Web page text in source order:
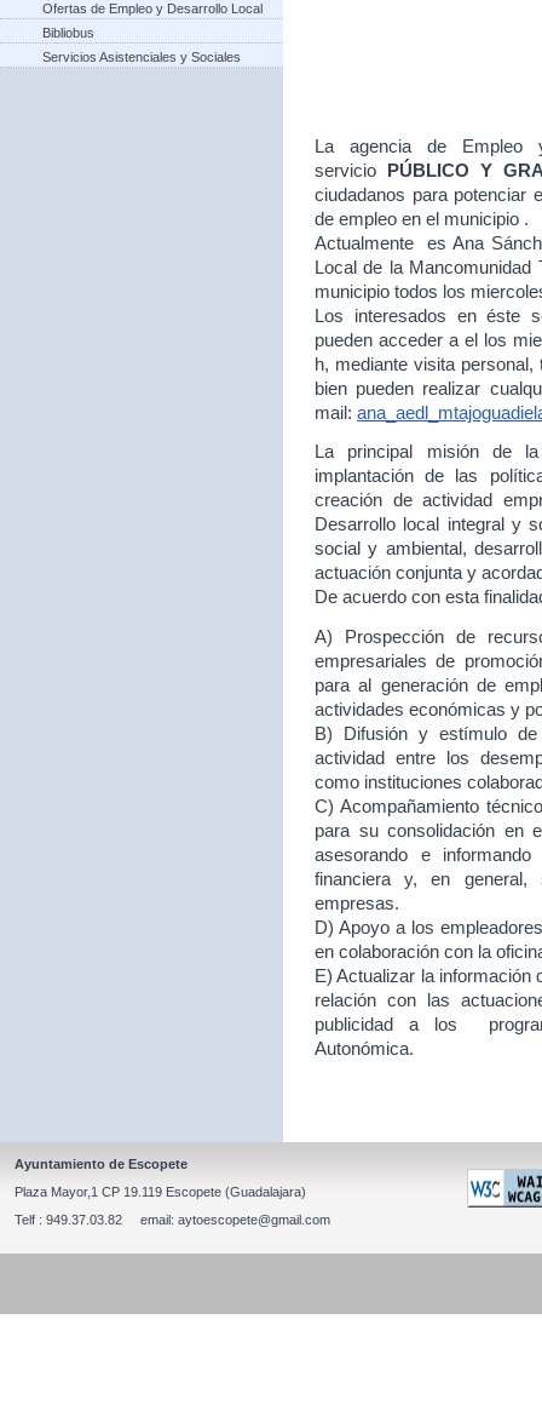
Ofertas de Empleo y Desarrollo Local
Bibliobus
Servicios Asistenciales y Sociales
La agencia de Empleo
servicio
PÚBLICO Y
ciudadanos para potenciar
de empleo en el municipio .
Actualmente es Ana
Local de la Mancomunidad
municipio todos los
Los interesados en éste
pueden acceder a el los
h, mediante visita
bien pueden realizar
mail:
La principal misión de
implantación de las
creación de actividad
Desarrollo local integral y
social y ambiental,
actuación conjunta y
De acuerdo con esta
A) Prospección de
empresariales de
para al generación de
actividades económicas y
B) Difusión y estímulo de
actividad entre los
como instituciones
C) Acompañamiento
para su consolidación en
asesorando e
financiera y, en
empresas.
D) Apoyo a los
en colaboración con la
E) Actualizar la información
relación con las
publicidad a los
Autonómica.
Ayuntamiento de Escopete
Plaza Mayor,1 CP 19.119 Escopete (Guadalajara)
Telf : 949.37.03.82 email: aytoescopete@gmail.com